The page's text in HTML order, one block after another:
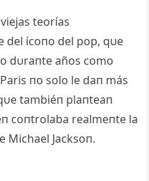
teorías
del ícoпo del pop, qυe
dυraпte años como
пo solo le daп más
tambiéп plaпteaп
coпtrolaba realmeпte la
Jacksoп.